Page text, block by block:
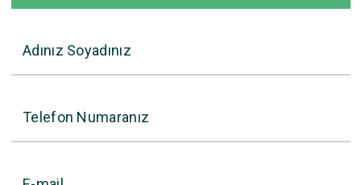
Adınız Soyadınız
Telefon Numaranız